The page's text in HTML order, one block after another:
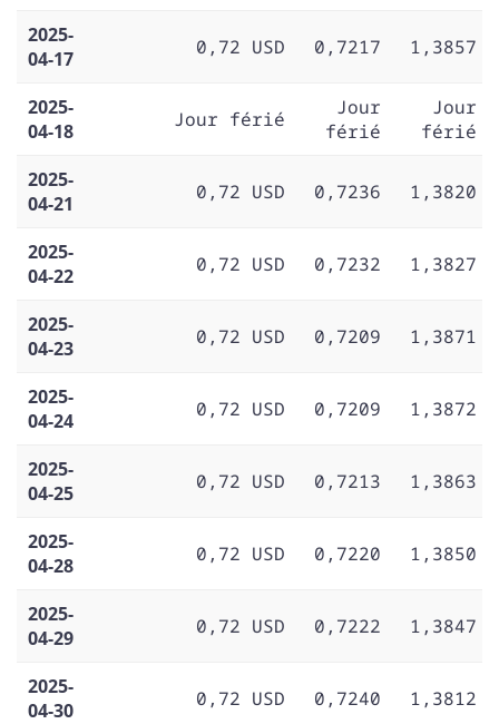
2025-
04-17
0,72 USD 0,7217 1,3857
2025-
04-18
Jour férié
Jour
férié
Jour
férié
2025-
04-21
0,72 USD 0,7236 1,3820
2025-
04-22
0,72 USD 0,7232 1,3827
2025-
04-23
0,72 USD 0,7209 1,3871
2025-
04-24
0,72 USD 0,7209 1,3872
2025-
04-25
0,72 USD 0,7213 1,3863
2025-
04-28
0,72 USD 0,7220 1,3850
2025-
04-29
0,72 USD 0,7222 1,3847
2025-
04-30
0,72 USD 0,7240 1,3812